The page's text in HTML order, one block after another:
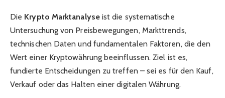
Die Krypto Marktanalyseist die systematische
Untersuchung von Preisbewegungen, Markttrends,
technischen Daten und fundamentalen Faktoren, die den
Wert einer Kryptowährung beeinflussen. Ziel ist es,
fundierte Entscheidungen zu treffen – sei es für den Kauf,
Verkauf oder das Halten einer digitalen Währung.